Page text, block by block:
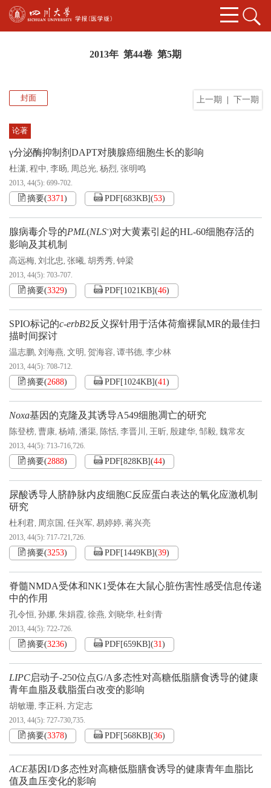
2013年 第44卷 第5期
上一期 下一期
封面
论著
γ分泌酶抑制剂DAPT对胰腺癌细胞生长的影响
杜潇, 程中, 李旸, 周总光, 杨烈, 张明鸣
2013, 44(5): 699-702.
摘要(3371) PDF[683KB](53)
腺病毒介导的PML(NLS-)对大黄素引起的HL-60细胞存活的
影响及其机制
高远梅, 刘北忠, 张曦, 胡秀秀, 钟梁
2013, 44(5): 703-707.
摘要(3329) PDF[1021KB](46)
SPIO标记的c-erbB2反义探针用于活体荷瘤裸鼠MR的最佳扫
描时间探讨
温志鹏, 刘海燕, 文明, 贺海容, 谭书德, 李少林
2013, 44(5): 708-712.
摘要(2688) PDF[1024KB](41)
Noxa基因的克隆及其诱导A549细胞凋亡的研究
陈登榜, 曹康, 杨靖, 潘渠, 陈恬, 李晋川 , 王昕, 殷建华, 邹毅, 魏常友
2013, 44(5): 713-716,726.
摘要(2888) PDF[828KB](44)
尿酸诱导人脐静脉内皮细胞C反应蛋白表达的氧化应激机制
研究
杜利君, 周京国 , 任兴军, 易婷婷, 蒋兴亮
2013, 44(5): 717-721,726.
摘要(3253) PDF[1449KB](39)
脊髓NMDA受体和NK1受体在大鼠心脏伤害性感受信息传递
中的作用
孔令恒, 孙娜, 朱娟霞, 徐燕, 刘晓华, 杜剑青
2013, 44(5): 722-726.
摘要(3236) PDF[659KB](31)
LIPC启动子-250位点G/A多态性对高糖低脂膳食诱导的健康
青年血脂及载脂蛋白改变的影响
胡敏珊, 李正科, 方定志
2013, 44(5): 727-730,735.
摘要(3378) PDF[568KB](36)
ACE基因I/D多态性对高糖低脂膳食诱导的健康青年血脂比
值及血压变化的影响